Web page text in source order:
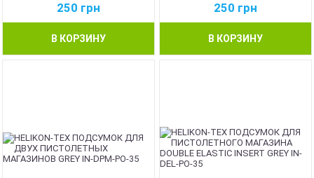
250 грн
В КОРЗИНУ
250 грн
В КОРЗИНУ